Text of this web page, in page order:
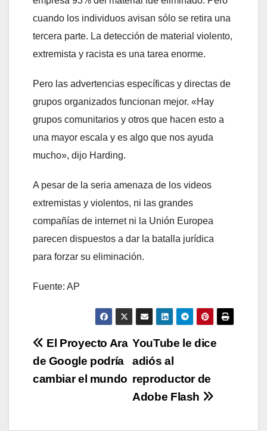
cuando los individuos avisan sólo se retira una
tercera parte. La detección de material violento,
extremista y racista es una tarea enorme.
Pero las advertencias específicas y directas de
grupos organizados funcionan mejor. «Hay
grupos comunitarios y otros que hacen esto a
una mayor escala y es algo que nos ayuda
mucho», dijo Harding.
A pesar de la seria amenaza de los videos
extremistas y violentos, ni las grandes
compañías de internet ni la Unión Europea
parecen dispuestos a dar la batalla jurídica
para forzar su eliminación.
Fuente: AP
Navegación
de
YouTube le dice
adiós al
reproductor de
Adobe Flash
El Proyecto Ara
de Google podría
cambiar el mundo